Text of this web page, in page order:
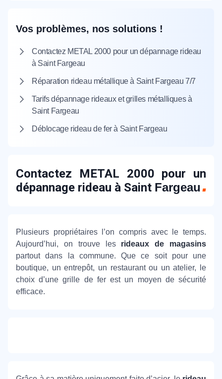
Vos problèmes, nos solutions !
Contactez METAL 2000 pour un dépannage rideau
à Saint Fargeau
Réparation rideau métallique à Saint Fargeau 7/7
Tarifs dépannage rideaux et grilles métalliques à
Saint Fargeau
Déblocage rideau de fer à Saint Fargeau
Contactez METAL 2000 pour un
dépannage rideau à Saint Fargeau
Plusieurs propriétaires l’on compris avec le temps.
Aujourd’hui, on trouve les rideaux de magasins
partout dans la commune. Que ce soit pour une
boutique, un entrepôt, un restaurant ou un atelier, le
choix d’une grille de fer est un moyen de sécurité
efficace.